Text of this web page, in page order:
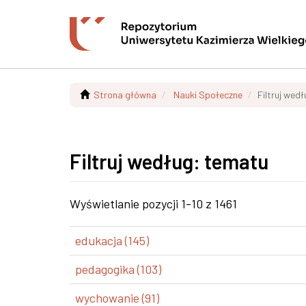
Strona główna Nauki Społeczne Filtruj
Filtruj według: tematu
Wyświetlanie pozycji 1-10 z 1461
edukacja (145)
pedagogika (103)
wychowanie (91)